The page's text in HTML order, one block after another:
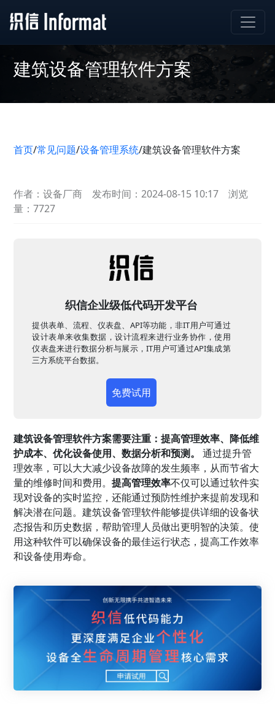
建筑设备管理软件方案
首页/常见问题/设备管理系统/建筑设备管理软件方案
作者：设备厂商 发布时间：2024-08-15 10:17
浏览
量：7727
织信企业级低代码开发平台
提供表单、流程、仪表盘、API等功能，非IT用户可通过
设计表单来收集数据，设计流程来进行业务协作，使用
仪表盘来进行数据分析与展示，IT用户可通过API集成第
三方系统平台数据。
免费试用
建筑设备管理软件方案需要注重：提高管理效率、降低维
护成本、优化设备使用、数据分析和预测。
通过提升管
理效率，可以大大减少设备故障的发生频率，从而节省大
量的维修时间和费用。提高管理效率不仅可以通过软件实
现对设备的实时监控，还能通过预防性维护来提前发现和
解决潜在问题。建筑设备管理软件能够提供详细的设备状
态报告和历史数据，帮助管理人员做出更明智的决策。使
用这种软件可以确保设备的最佳运行状态，提高工作效率
和设备使用寿命。